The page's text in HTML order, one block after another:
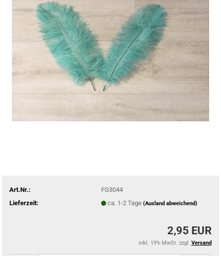
Art.Nr.:
FG3044
Lieferzeit:
ca. 1-2 Tage (Ausland abweichend)
2,95 EUR
inkl. 19% MwSt. zzgl. Versand